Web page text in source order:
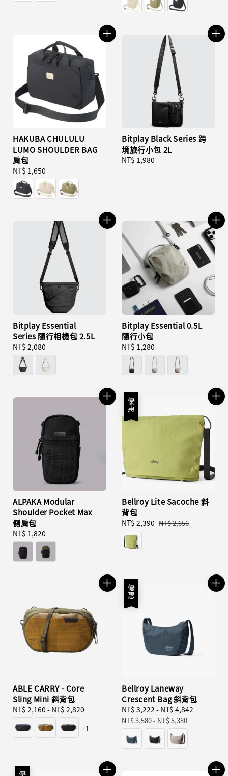
HAKUBA CHULULU
LUMO SHOULDER BAG
肩包
Regular
price
NT$ 1,650
Bitplay Black Series 跨
境旅行小包 2L
Regular
NT$ 1,980
Bitplay Essential
Series 隨行相機包 2.5L
Regular
price
NT$ 2,080
Bitplay Essential 0.5L
隨行小包
Regular
price
NT$ 1,280
ALPAKA Modular
Shoulder Pocket Max
側肩包
Regular
price
NT$ 1,820
優惠
Bellroy Lite Sacoche 斜
背包
Sale
price
NT$ 2,390 Regular
NT$ 2,656
ABLE CARRY - Core
Sling Mini 斜背包
Regular
price
NT$ 2,160 - NT$ 2,820
+1
優惠
Bellroy Laneway
Crescent Bag 斜背包
Sale
price
NT$ 3,222 - NT$ 4,842
NT$ 3,580-NT$ 5,380